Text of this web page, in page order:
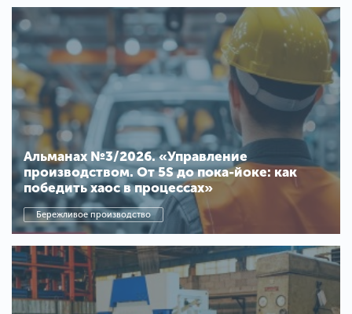
Альманах №3/2026. «Управление
производством. От 5S до пока-йоке: как
победить хаос в процессах»
Бережливое производство